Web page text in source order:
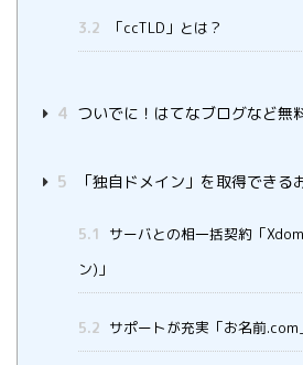
3.2 「ccTLD」とは？
4 ついでに！はてなブログなど無
5 「独自ドメイン」を取得できる
5.1
サーバとの相一括契約「
ン)」
5.2 サポートが充実「お名前.com